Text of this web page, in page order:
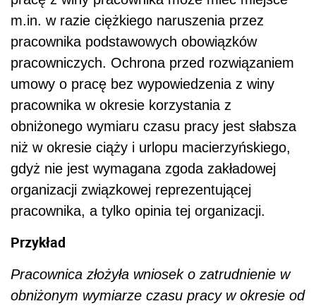
m.in. w razie ciężkiego naruszenia przez
pracownika podstawowych obowiązków
pracowniczych. Ochrona przed rozwiązaniem
umowy o pracę bez wypowiedzenia z winy
pracownika w okresie korzystania z
obniżonego wymiaru czasu pracy jest słabsza
niż w okresie ciąży i urlopu macierzyńskiego,
gdyż nie jest wymagana zgoda zakładowej
organizacji związkowej reprezentującej
pracownika, a tylko opinia tej organizacji.
Przykład
Pracownica złożyła wniosek o zatrudnienie w
obniżonym wymiarze czasu pracy w okresie od